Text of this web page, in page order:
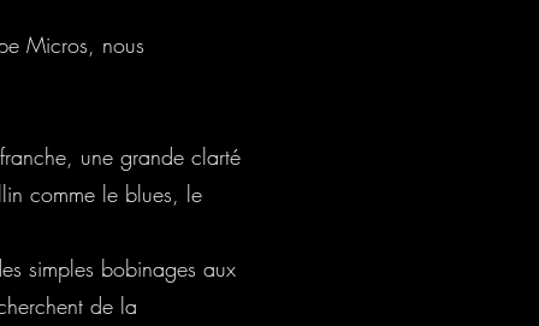
Micros, nous
une grande clarté
comme le blues, le
simples bobinages aux
de la